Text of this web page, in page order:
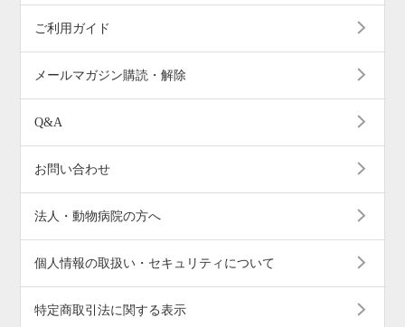
ご利用ガイド
メールマガジン購読・解除
Q&A
お問い合わせ
法人・動物病院の方へ
個人情報の取扱い・セキュリティについて
特定商取引法に関する表示